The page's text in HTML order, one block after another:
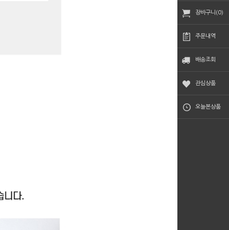
장바구니(0)
주문내역
배송조회
관심상품
오늘본상품